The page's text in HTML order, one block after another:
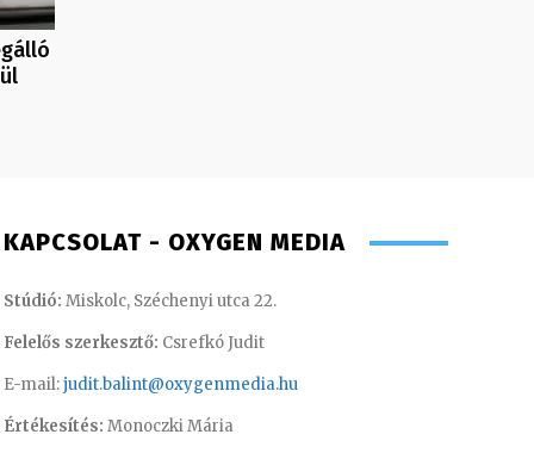
KAPCSOLAT - OXYGEN MEDIA
Stúdió: Miskolc, Széchenyi utca 22.
Felelős szerkesztő: Csrefkó Judit
E-mail:judit.balint@oxygenmedia.hu
Értékesítés: Monoczki Mária